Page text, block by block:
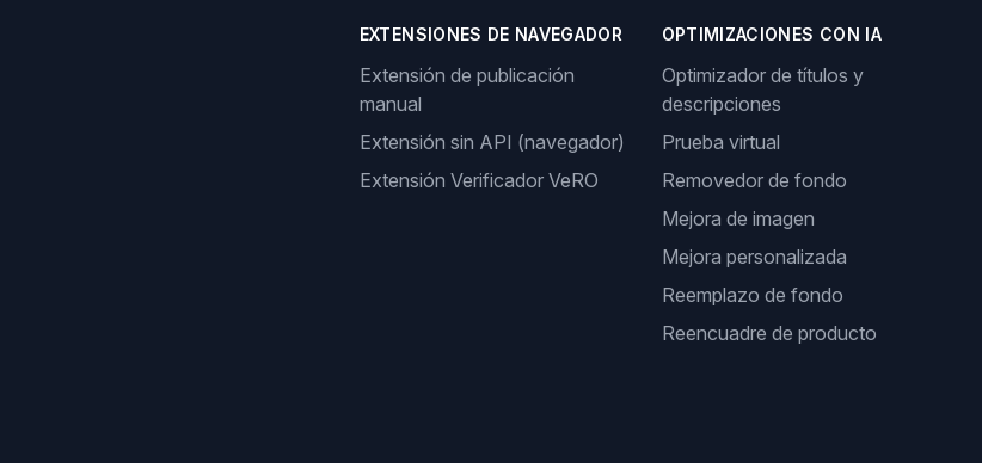
EXTENSIONES DE NAVEGADOR
Extensión de publicación
manual
Extensión sin API (navegador)
Extensión Verificador VeRO
OPTIMIZACIONES CON IA
Optimizador de títulos y
descripciones
Prueba virtual
Removedor de fondo
Mejora de imagen
Mejora personalizada
Reemplazo de fondo
Reencuadre de producto